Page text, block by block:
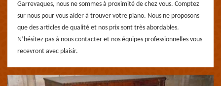
Garrevaques, nous ne sommes à proximité de chez vous. Comptez
sur nous pour vous aider à trouver votre piano. Nous ne proposons
que des articles de qualité et nos prix sont très abordables.
N’hésitez pas à nous contacter et nos équipes professionnelles vous
recevront avec plaisir.